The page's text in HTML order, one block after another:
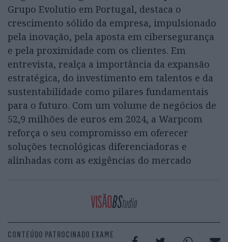
Grupo Evolutio em Portugal, destaca o
crescimento sólido da empresa, impulsionado
pela inovação, pela aposta em cibersegurança
e pela proximidade com os clientes. Em
entrevista, realça a importância da expansão
estratégica, do investimento em talentos e da
sustentabilidade como pilares fundamentais
para o futuro. Com um volume de negócios de
52,9 milhões de euros em 2024, a Warpcom
reforça o seu compromisso em oferecer
soluções tecnológicas diferenciadoras e
alinhadas com as exigências do mercado
CONTEÚDO PATROCINADO EXAME